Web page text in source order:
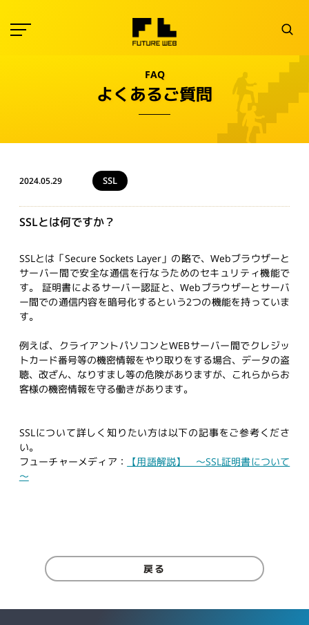
FAQ
よくあるご質問
2024.05.29 SSL
SSLとは何ですか？
SSLとは「Secure Sockets Layer」の略で、Webブラウザーと
サーバー間で安全な通信を行なうためのセキュリティ機能で
す。 証明書によるサーバー認証と、Webブラウザーとサーバ
ー間での通信内容を暗号化するという2つの機能を持っていま
す。
例えば、クライアントパソコンとWEBサーバー間でクレジッ
トカード番号等の機密情報をやり取りをする場合、データの盗
聴、改ざん、なりすまし等の危険がありますが、これらからお
客様の機密情報を守る働きがあります。
SSLについて詳しく知りたい方は以下の記事をご参考くださ
い。
フューチャーメディア：
【用語解説】 ～SSL証明書について
～
戻る